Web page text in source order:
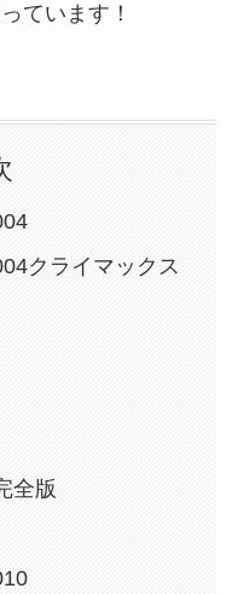
ています！
クライマックス
全版